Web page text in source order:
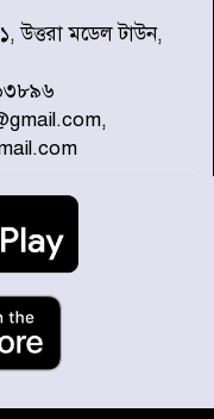
আঞ্চলিক পাসপোর্ট
দালাল চক্রের ১৩ জন
মেয়াদে সাজা প্রদান
ওমানের সঙ্গে চুক্তি
বিচার এ দেশেই
হোক না কেন,
আভাস
উত্তরা মডেল টাউন,